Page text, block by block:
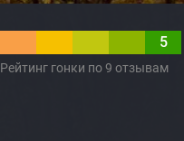
5
Рейтинг гонки по 9 отзывам